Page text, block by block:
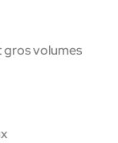
volumes